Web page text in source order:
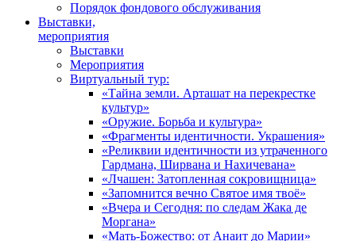
Порядок фондового обслуживания
Выставки,
мероприятия
Выставки
Мероприятия
Виртуальный тур:
«Тайна земли. Арташат на перекрестке
культур»
«Оружие. Борьба и культура»
«Фрагменты идентичности. Украшения»
«Реликвии идентичности из утраченного
Гардмана, Ширвана и Нахичевана»
«Лчашен: Затопленная сокровищница»
«Запомнится вечно Святое имя твоё»
«Вчера и Сегодня: по следам Жака де
Моргана»
«Мать-Божество: от Анаит до Марии»